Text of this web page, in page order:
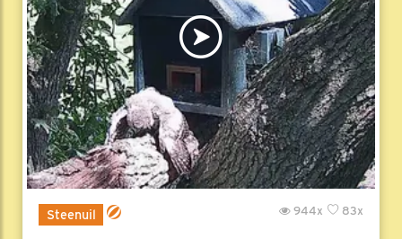
Steenuil 83x
944x